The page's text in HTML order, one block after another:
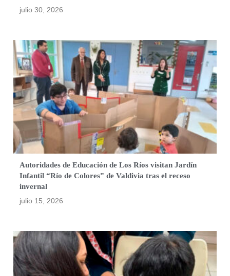
julio 30, 2026
Autoridades de Educación de Los Ríos visitan Jardín
Infantil “Río de Colores” de Valdivia tras el receso
invernal
julio 15, 2026